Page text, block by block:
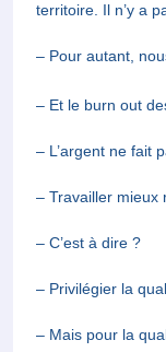
n’y a pas de
– Pour autant,
– Et le burn out
– L’argent ne fait
– Travailler mieux
– C’est à dire ?
– Privilégier la
– Mais pour la